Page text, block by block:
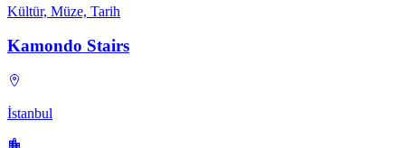
Kültür, Müze, Tarih
Kamondo Stairs
İstanbul